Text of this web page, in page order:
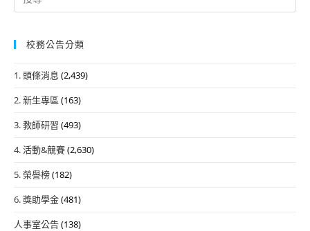
for:
校務公告分類
1. 頭條消息 (2,439)
2. 新生專區 (163)
3. 教師研習 (493)
4. 活動&競賽(2,630)
5. 榮譽榜(182)
6. 獎助學金(481)
人事室公告(138)